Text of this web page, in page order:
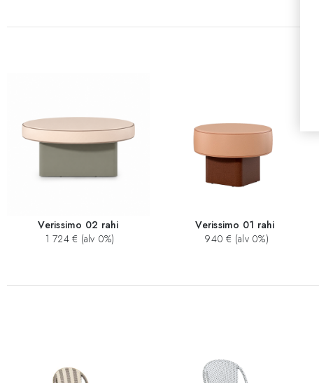
Verissimo 02 rahi
1 724 € (alv 0%)
Verissimo 01 rahi
940 € (alv 0%)